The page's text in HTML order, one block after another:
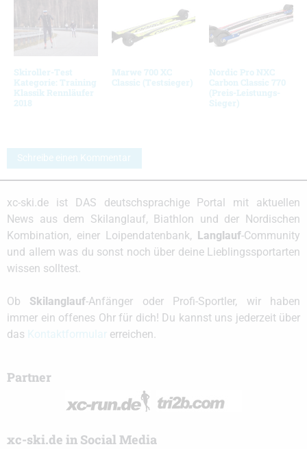
Skiroller-Test
Kategorie: Training
Klassik Rennläufer
2018
Marwe 700 XC
Classic (Testsieger)
Nordic Pro NXC
Carbon Classic 770
(Preis-Leistungs-
Sieger)
Schreibe einen Kommentar
xc-ski.de ist DAS deutschsprachige Portal mit aktuellen
News aus dem Skilanglauf, Biathlon und der Nordischen
Kombination, einer Loipendatenbank, Langlauf-Community
und allem was du sonst noch über deine Lieblingssportarten
wissen solltest.
Ob Skilanglauf-Anfänger oder Profi-Sportler, wir haben
immer ein offenes Ohr für dich! Du kannst uns jederzeit über
das
erreichen.
Partner
xc-ski.de in Social Media